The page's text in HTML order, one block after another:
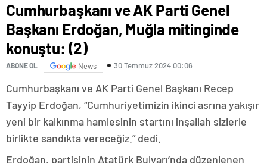
Cumhurbaşkanı ve AK Parti Genel
Başkanı Erdoğan, Muğla mitinginde
konuştu: (2)
ABONE OL News 30 Temmuz 2024 00:06
Cumhurbaşkanı ve AK Parti Genel Başkanı Recep
Tayyip Erdoğan, “Cumhuriyetimizin ikinci asrına yakışır
yeni bir kalkınma hamlesinin startını inşallah sizlerle
birlikte sandıkta vereceğiz.” dedi.
Erdoğan, partisinin Atatürk Bulvarı’nda düzenlenen